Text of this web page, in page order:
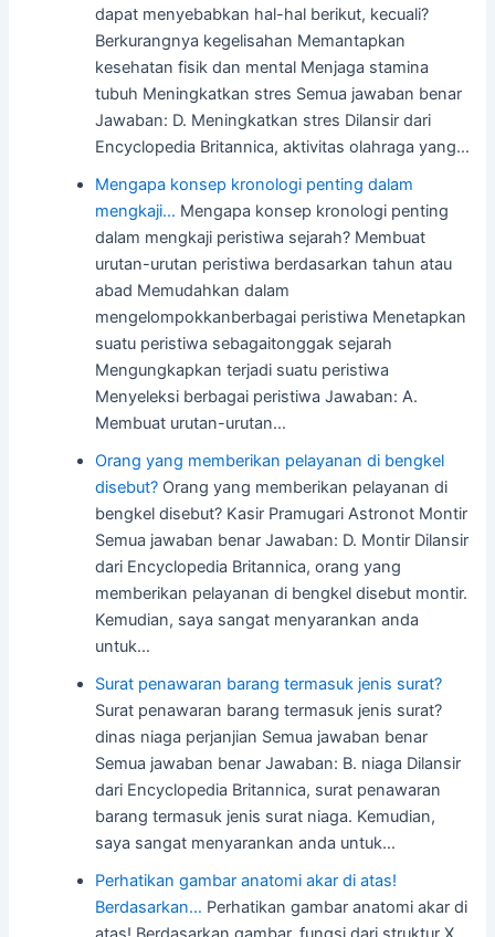
dapat menyebabkan hal-hal berikut, kecuali?
Berkurangnya kegelisahan Memantapkan
kesehatan fisik dan mental Menjaga stamina
tubuh Meningkatkan stres Semua jawaban benar
Jawaban: D. Meningkatkan stres Dilansir dari
Encyclopedia Britannica, aktivitas olahraga yang…
Mengapa konsep kronologi penting dalam
mengkaji… Mengapa konsep kronologi penting
dalam mengkaji peristiwa sejarah? Membuat
urutan-urutan peristiwa berdasarkan tahun atau
abad Memudahkan dalam
mengelompokkanberbagai peristiwa Menetapkan
suatu peristiwa sebagaitonggak sejarah
Mengungkapkan terjadi suatu peristiwa
Menyeleksi berbagai peristiwa Jawaban: A.
Membuat urutan-urutan…
Orang yang memberikan pelayanan di bengkel
disebut? Orang yang memberikan pelayanan di
bengkel disebut? Kasir Pramugari Astronot Montir
Semua jawaban benar Jawaban: D. Montir Dilansir
dari Encyclopedia Britannica, orang yang
memberikan pelayanan di bengkel disebut montir.
Kemudian, saya sangat menyarankan anda
untuk…
Surat penawaran barang termasuk jenis surat?
Surat penawaran barang termasuk jenis surat?
dinas niaga perjanjian Semua jawaban benar
Semua jawaban benar Jawaban: B. niaga Dilansir
dari Encyclopedia Britannica, surat penawaran
barang termasuk jenis surat niaga. Kemudian,
saya sangat menyarankan anda untuk…
Perhatikan gambar anatomi akar di atas!
Berdasarkan… Perhatikan gambar anatomi akar di